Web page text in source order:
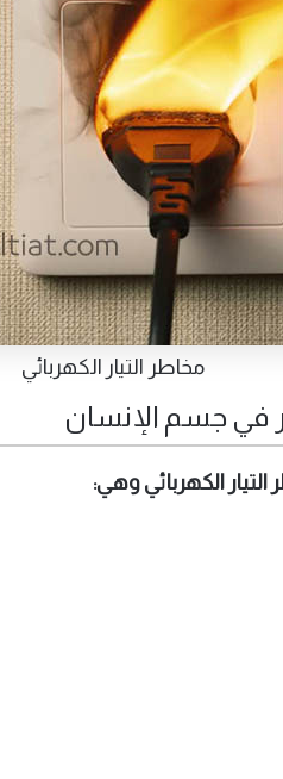
مخاطر التيار الكهربائي
في جسم الإنسان
الكهربائي وهي: